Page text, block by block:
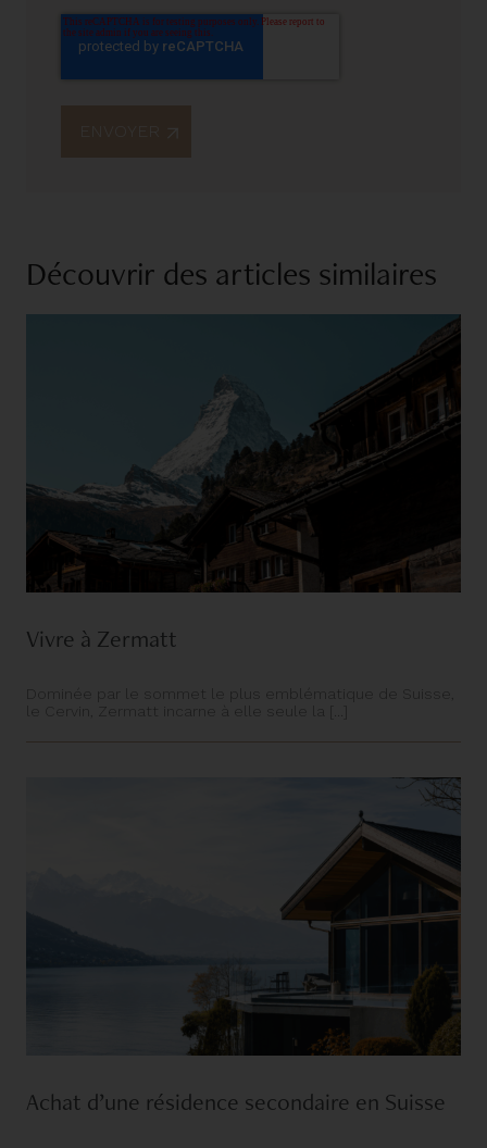
Découvrir des articles similaires
Vivre à Zermatt
Dominée par le sommet le plus emblématique de Suisse,
le Cervin, Zermatt incarne à elle seule la [...]
Achat d’une résidence secondaire en Suisse